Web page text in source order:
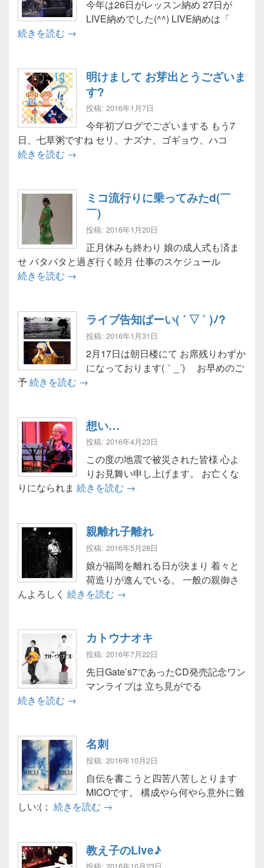
今年は26日がレッスン納め 27日が
LIVE納めでした(^^) LIVE納めは「
続きを読む レッスン納めとLIVE納め
→
明けまして お芽出とうございま
す?
投稿: 2016年1月7日
今年初ブログでございまする もう7
日、七草粥ですね セリ、ナズナ、ゴギョウ、ハコ
続きを読む 明けまして お芽出とうございます?
→
ミコ流行りに乗ってみたd(￣
￣)
投稿: 2016年1月20日
正月休みも終わり 娘の成人式も済ま
せ バタバタと過ぎ行く睦月 仕事のスケジュール
続きを読む ミコ流行りに乗ってみたd(￣ ￣)
→
ライブ告知ばーい( ´ ▽ ` )ﾉ?
投稿: 2016年1月31日
2月17日は朝日楼にて お席残りわずか
になっております(｀_´)ゞ お早めのご
予 続きを読む ライブ告知ばーい( ´ ▽ ` )ﾉ?
→
想い…
投稿: 2016年4月23日
この度の地震で被災された皆様 心よ
りお見舞い申し上げます。 お亡くな
りになられま 続きを読む 想い…
→
親離れ子離れ
投稿: 2016年5月28日
娘が福岡を離れる日が決まり 着々と
荷造りが進んでいる。 一般の親御さ
んよろしく 続きを読む 親離れ子離れ
→
カトウナオキ
投稿: 2016年7月22日
先日Gate’s7であったCD発売記念ワン
マンライブは 立ち見がでる
続きを読む カトウナオキ
→
名刺
投稿: 2016年10月2日
自伝を書こうと四苦八苦しとります
MICOです。 構成やら何やら意外に難
しい:(； 続きを読む 名刺
→
教え子のLive♪